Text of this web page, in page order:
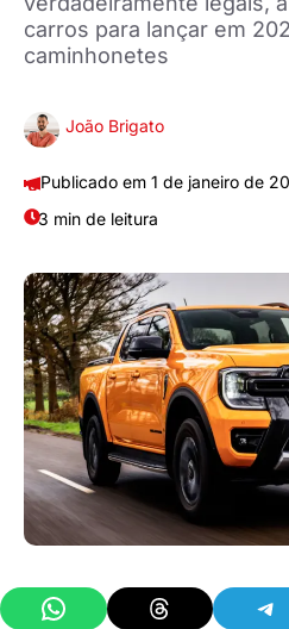
carros para lançar em
caminhonetes
João Brigato
1 de janeiro de
3 min de leitura
Share on WhatsAppShare on Threads